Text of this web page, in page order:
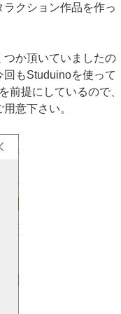
クション作品を作っ
か頂いていましたの
もStuduinoを使って
前提にしているので、
意下さい。